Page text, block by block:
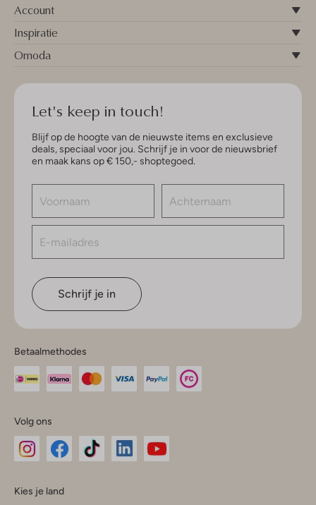
Account
Inspiratie
Omoda
Let's keep in touch!
Blijf op de hoogte van de nieuwste items en exclusieve
deals, speciaal voor jou. Schrijf je in voor de nieuwsbrief
en maak kans op € 150,- shoptegoed.
Schrijf je in
Betaalmethodes
Volg ons
InstagramFacebook
Kies je land